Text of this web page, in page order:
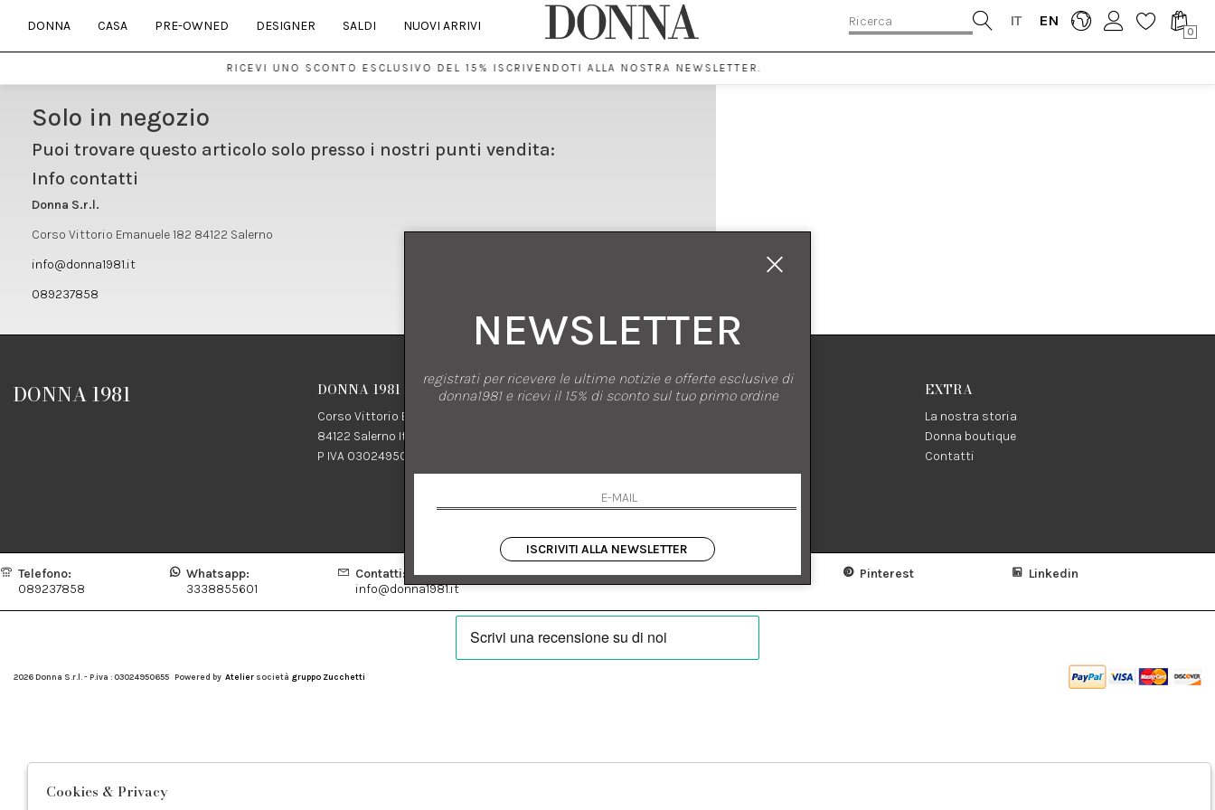
IT EN
0
DONNA CASA PRE-OWNED DESIGNER SALDI NUOVI ARRIVI
RICEVI UNO SCONTO ESCLUSIVO DEL 15% ISCRIVENDOTI ALLA NOSTRA NEWSLETTER.
Solo in negozio
Puoi trovare questo articolo solo presso i nostri punti vendita:
Info contatti
Donna S.r.l.
Corso Vittorio Emanuele 182 84122 Salerno
info@donna1981.it
089237858
DONNA 1981 DONNA 1981
Corso Vittorio Emanuele 182
84122 Salerno Italia
P IVA 03024950655
SHOPPING
Termini e condizioni
Condizioni di vendita
Spedizione
EXTRA
La nostra storia
Donna boutique
Contatti
Telefono:
089237858
Whatsapp:
3338855601
Contatti:
info@donna1981.it
Facebook Instagram Pinterest Linkedin
2026 Donna S.r.l. - P.iva : 03024950655 Powered by Atelier società gruppo Zucchetti
NEWSLETTER
registrati per ricevere le ultime notizie e offerte esclusive di
donna1981 e ricevi il 15% di sconto sul tuo primo ordine
ISCRIVITI ALLA NEWSLETTER
Cookies & Privacy